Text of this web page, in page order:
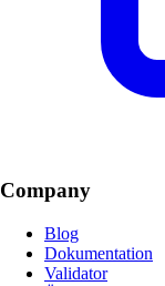
Company
Blog
Dokumentation
Validator